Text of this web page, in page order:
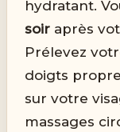
hydratant.
soir après
Prélevez
doigts
sur votre
massages